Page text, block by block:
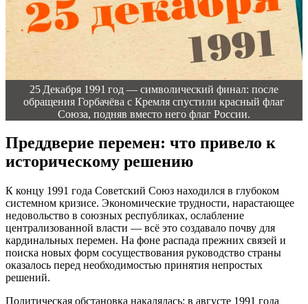
25 Декабря 1991 год — символический финал: после
обращения Горбачёва с Кремля спустили красный флаг
Союза, подняв вместо него флаг России.
Преддверие перемен: что привело к
историческому решению
К концу 1991 года Советский Союз находился в глубоком
системном кризисе. Экономические трудности, нарастающее
недовольство в союзных республиках, ослабление
централизованной власти — всё это создавало почву для
кардинальных перемен. На фоне распада прежних связей и
поиска новых форм сосуществования руководство страны
оказалось перед необходимостью принятия непростых
решений.
Политическая обстановка накалялась: в августе 1991 года